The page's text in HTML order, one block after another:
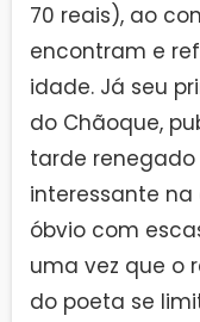
70 reais), ao
encontram e
idade. Já seu
do Chãoque,
tarde
interessante
óbvio com
uma vez que o
do poeta se